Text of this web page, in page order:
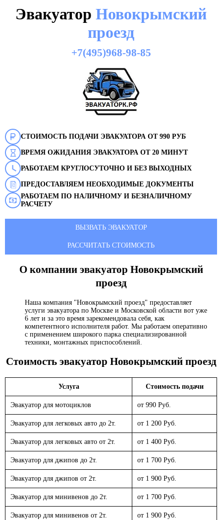
Эвакуатор Новокрымский
проезд
+7(495)968-98-85
СТОИМОСТЬ ПОДАЧИ ЭВАКУАТОРА ОТ 990 РУБ
ВРЕМЯ ОЖИДАНИЯ ЭВАКУАТОРА ОТ 20 МИНУТ
РАБОТАЕМ КРУГЛОСУТОЧНО И БЕЗ ВЫХОДНЫХ
ПРЕДОСТАВЛЯЕМ НЕОБХОДИМЫЕ ДОКУМЕНТЫ
РАБОТАЕМ ПО НАЛИЧНОМУ И БЕЗНАЛИЧНОМУ
РАСЧЕТУ
ВЫЗВАТЬ ЭВАКУАТОР
РАССЧИТАТЬ СТОИМОСТЬ
О компании эвакуатор Новокрымский
проезд
Наша компания "Новокрымский проезд" предоставляет
услуги эвакуатора по Москве и Московской области вот уже
6 лет и за это время зарекомендовала себя, как
компетентного исполнителя работ. Мы работаем оперативно
с применением широкого парка специализированной
техники, монтажных приспособлений.
Стоимость эвакуатор Новокрымский проезд
Услуга Стоимость подачи
Эвакуатор для мотоциклов от 990 Руб.
Эвакуатор для легковых авто до 2т. от 1 200 Руб.
Эвакуатор для легковых авто от 2т. от 1 400 Руб.
Эвакуатор для джипов до 2т. от 1 700 Руб.
Эвакуатор для джипов от 2т. от 1 900 Руб.
Эвакуатор для минивенов до 2т. от 1 700 Руб.
Эвакуатор для минивенов от 2т. от 1 900 Руб.